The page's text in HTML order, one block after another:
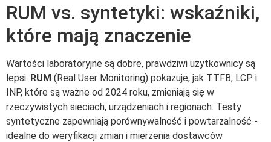
RUM vs. syntetyki: wskaźniki,
które mają znaczenie
Wartości laboratoryjne są dobre, prawdziwi użytkownicy są
lepsi. RUM (Real User Monitoring) pokazuje, jak TTFB, LCP i
INP, które są ważne od 2024 roku, zmieniają się w
rzeczywistych sieciach, urządzeniach i regionach. Testy
syntetyczne zapewniają porównywalność i powtarzalność -
idealne do weryfikacji zmian i mierzenia dostawców